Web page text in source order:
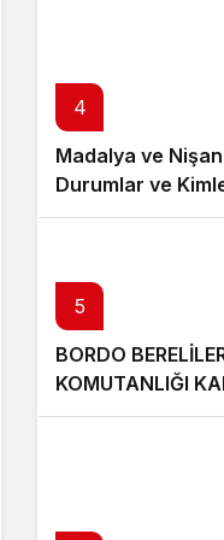
4
Madalya ve
Durumlar ve
5
BORDO
KOMUTANLIĞI